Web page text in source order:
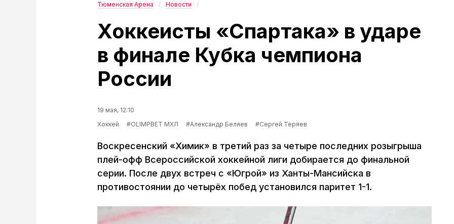
Тюменская Арена Новости
Хоккеисты «Спартака» в ударе
в финале Кубка чемпиона
России
19 мая, 12:10
Хоккей
#OLIMPBET МХЛ #Александр Беляев #Сергей Теряев
Воскресенский «Химик» в третий раз за четыре последних розыгрыша
плей-офф Всероссийской хоккейной лиги добирается до финальной
серии. После двух встреч с «Югрой» из Ханты-Мансийска в
противостоянии до четырёх побед установился паритет 1-1.